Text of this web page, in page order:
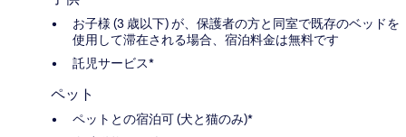
お子様 (3 歳以下) が、保護者の方と同室で既存のベッドを
使用して滞在される場合、宿泊料金は無料です
託児サービス*
ペット
ペットとの宿泊可 (犬と猫のみ)*